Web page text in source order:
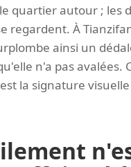
quartier autour ; les
regardent. À
ainsi un
n'a pas avalées.
la signature